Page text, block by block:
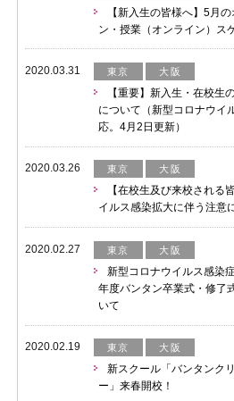
【新入生の皆様へ】5月
ン・授業（オンライン）ス
2020.03.31 東京 大阪
【重要】新入生・在校生
について（新型コロナウイ
応。4月2日更新）
2020.03.26 東京 大阪
【在校生及び来校される
イルス感染拡大に伴う注意
2020.02.27 東京 大阪
新型コロナウイルス感染
年度バンタン卒業式・修了
いて
2020.02.19 東京 大阪
新スクール「バンタンク
ー」来春開校！